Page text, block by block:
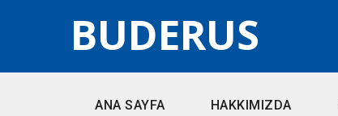
BUDERUS
ANA SAYFA HAKKIMIZDA